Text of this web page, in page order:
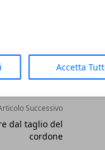
Accetta
Successivo
dal taglio del
cordone